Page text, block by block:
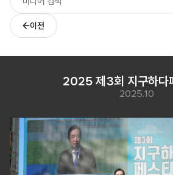
이전
2025 제3회 지구하다
2025.10